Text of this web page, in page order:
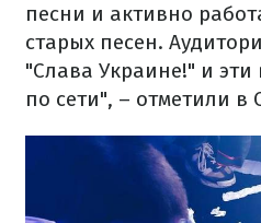
песни и активно
старых песен.
"Слава Украине!" и эти
по сети", – отметили в